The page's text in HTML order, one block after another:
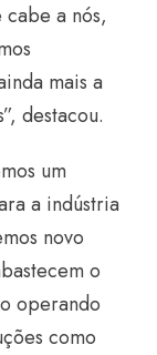
a nós,
mais a
destacou.
um
a indústria
novo
o
operando
como